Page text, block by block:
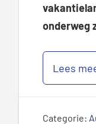
onderweg
Lees
Categorie: